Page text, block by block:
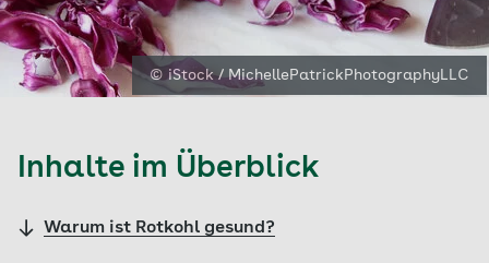
© iStock / MichellePatrickPhotographyLLC
Inhalte im Überblick
Warum ist Rotkohl gesund?